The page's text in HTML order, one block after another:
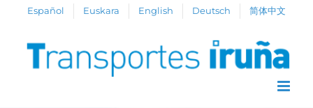
content
Español Euskara English Deutsch 简体中文